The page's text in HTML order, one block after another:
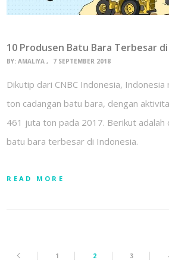
10 Produsen Batu Bara Terbesar
BY:AMALIYA 7 SEPTEMBER 2018
Dikutip dari CNBC Indonesia,
ton cadangan batu bara, dengan
461 juta ton pada 2017. Berikut
batu bara terbesar di Indonesia.
READ MORE
1 2 3